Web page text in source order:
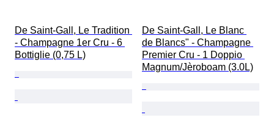
De Saint-Gall, Le Tradition
- Champagne 1er Cru - 6
Bottiglie (0,75 L)
De Saint-Gall, Le Blanc
de Blancs" - Champagne
Premier Cru - 1 Doppio
Magnum/Jèroboam (3.0L)